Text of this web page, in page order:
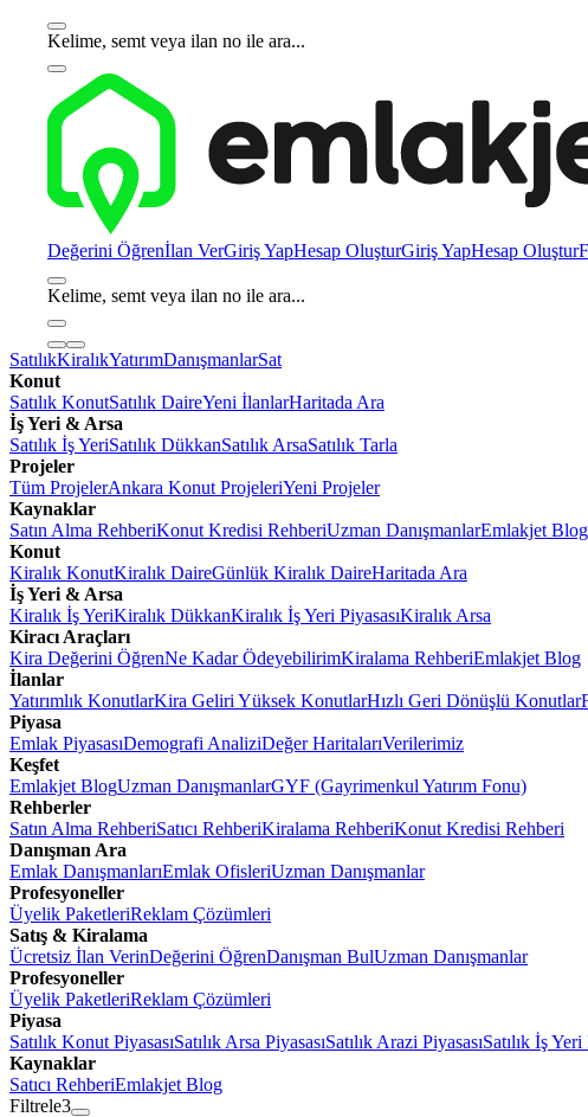
Kelime, semt veya ilan no ile ara...
Değerini Öğrenİlan VerGiriş YapHesap OluşturGiriş YapHesap Oluştur
Kelime, semt veya ilan no ile ara...
SatılıkKiralıkYatırımDanışmanlarSat
Konut
Satılık KonutSatılık DaireYeni İlanlarHaritada Ara
İş Yeri & Arsa
Satılık İş YeriSatılık DükkanSatılık ArsaSatılık Tarla
Projeler
Tüm ProjelerAnkara Konut ProjeleriYeni Projeler
Kaynaklar
Satın Alma RehberiKonut Kredisi RehberiUzman DanışmanlarEmlakjet Blog
Konut
Kiralık KonutKiralık DaireGünlük Kiralık DaireHaritada Ara
İş Yeri & Arsa
Kiralık İş YeriKiralık DükkanKiralık İş Yeri PiyasasıKiralık Arsa
Kiracı Araçları
Kira Değerini ÖğrenNe Kadar ÖdeyebilirimKiralama RehberiEmlakjet Blog
İlanlar
Yatırımlık KonutlarKira Geliri Yüksek KonutlarHızlı Geri Dönüşlü Konutlar
Piyasa
Emlak PiyasasıDemografi AnaliziDeğer HaritalarıVerilerimiz
Keşfet
Emlakjet BlogUzman DanışmanlarGYF (Gayrimenkul Yatırım Fonu)
Rehberler
Satın Alma RehberiSatıcı RehberiKiralama RehberiKonut Kredisi Rehberi
Danışman Ara
Emlak DanışmanlarıEmlak OfisleriUzman Danışmanlar
Profesyoneller
Üyelik PaketleriReklam Çözümleri
Satış & Kiralama
Ücretsiz İlan VerinDeğerini ÖğrenDanışman BulUzman Danışmanlar
Profesyoneller
Üyelik PaketleriReklam Çözümleri
Piyasa
Satılık Konut PiyasasıSatılık Arsa PiyasasıSatılık Arazi PiyasasıSatılık İş Yeri
Kaynaklar
Satıcı RehberiEmlakjet Blog
Filtrele3